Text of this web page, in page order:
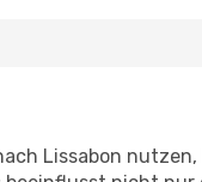
Lissabon